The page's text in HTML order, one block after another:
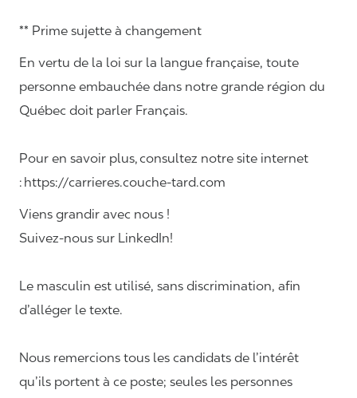
** Prime sujette à changement
En vertu de la loi sur la langue française, toute
personne embauchée dans notre grande région du
Québec doit parler Français.
Pour en savoir plus, consultez notre site internet
: https://carrieres.couche-tard.com
Viens grandir avec nous !
Suivez-nous sur LinkedIn!
Le masculin est utilisé, sans discrimination, afin
d’alléger le texte.
Nous remercions tous les candidats de l’intérêt
qu’ils portent à ce poste; seules les personnes